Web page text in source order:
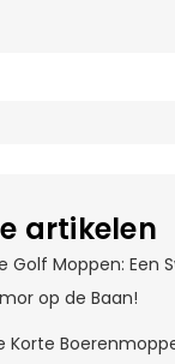
artikelen
Golf Moppen: Een
op de Baan!
Korte